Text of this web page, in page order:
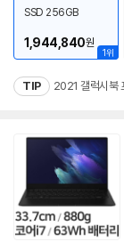
1위
SSD 256GB
1,944,840원
TIP 2021 갤럭시북